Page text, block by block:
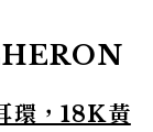
，18K黃